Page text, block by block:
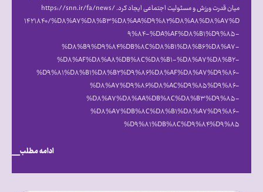
میان قدرت ورزش و مسئولیت اجتماعی ایجاد کرد. https://snn.ir/fa/news/
۱۴۲۱۸۴۰/%D۸%A۷%D۸%B۳%D۸%AA%D۹%۸۲%D۸%A۸%D۸%A۷%D
۹%۸۴-%DA%AF%D۸%B۱%D۹%۸۵-
%D۸%B۹%D۹%۸۴%DB%۸C%D۸%B۱%D۸%B۶%D۸%A۷-
%D۸%AF%D۸%A۸%DB%۸C%D۸%B۱-%D۸%A۷%D۸%B۲-
%D۹%۸۱%D۸%B۱%D۸%B۲%D۹%۸۶%D۸%AF%D۸%A۷%D۹%۸۶-
%D۸%A۷%D۹%۸۶%D۸%AC%D۹%۸۵%D۹%۸۶-
%D۸%A۷%D۸%AA%DB%۸C%D۸%B۳%D۹%۸۵-
%D۸%A۷%DB%۸C%D۸%B۱%D۸%A۷%D۹%۸۶-
%D۹%۸۱%DB%۸C%D۹%۸۴%D۹%۸۵
ادامه مطلب